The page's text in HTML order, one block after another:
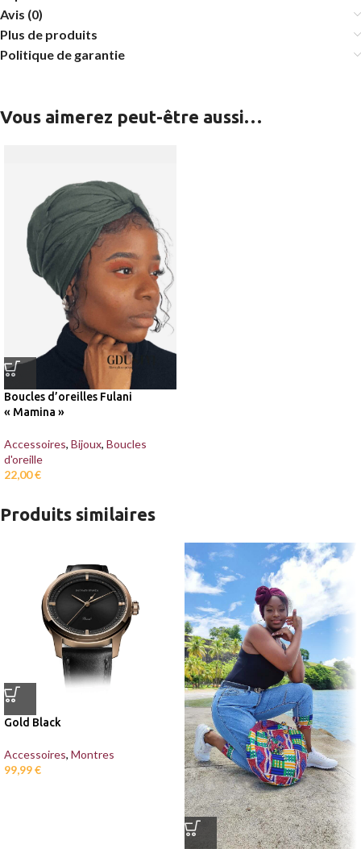
Avis (0)
Plus de produits
Politique de garantie
Vous aimerez peut-être aussi…
Boucles d’oreilles Fulani
« Mamina »
Accessoires, Bijoux, Boucles
d'oreille
22,00€
Produits similaires
Gold Black
Accessoires, Montres
99,99€